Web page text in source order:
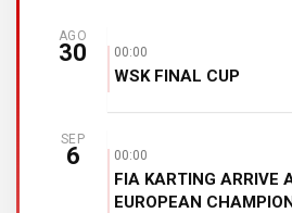
AGO
30 00:00
WSK FINAL CUP
SEP
6 00:00
FIA KARTING ARRIVE
EUROPEAN